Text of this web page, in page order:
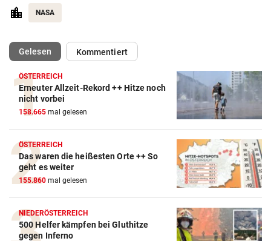
NASA
Gelesen(ausgewählt)Kommentiert
ÖSTERREICH
Erneuter Allzeit-Rekord ++ Hitze noch
nicht vorbei
158.665 mal gelesen
ÖSTERREICH
Das waren die heißesten Orte ++ So
geht es weiter
155.860 mal gelesen
NIEDERÖSTERREICH
500 Helfer kämpfen bei Gluthitze
gegen Inferno